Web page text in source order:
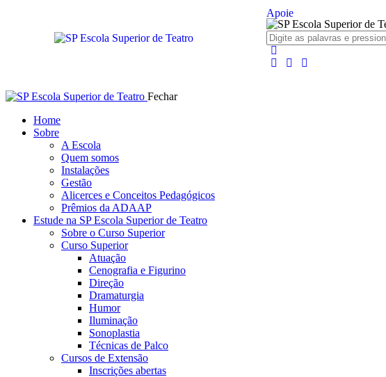
Apoie
Fechar
Home
Sobre
A Escola
Quem somos
Instalações
Gestão
Alicerces e Conceitos Pedagógicos
Prêmios da ADAAP
Estude na SP Escola Superior de Teatro
Sobre o Curso Superior
Curso Superior
Atuação
Cenografia e Figurino
Direção
Dramaturgia
Humor
Iluminação
Sonoplastia
Técnicas de Palco
Cursos de Extensão
Inscrições abertas